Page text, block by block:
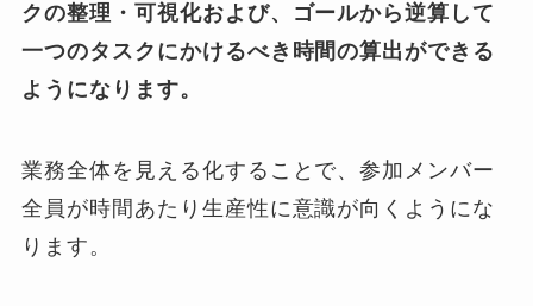
クの整理・可視化および、ゴールから逆算して
一つのタスクにかけるべき時間の算出ができる
ようになります。
業務全体を見える化することで、参加メンバー
全員が時間あたり生産性に意識が向くようにな
ります。